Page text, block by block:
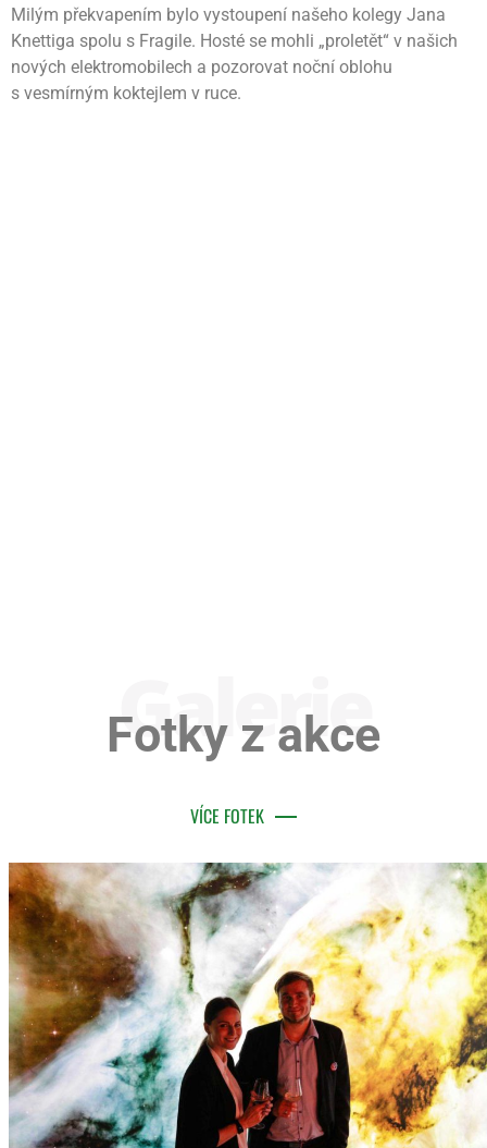
Milým překvapením bylo vystoupení našeho kolegy Jana
Knettiga spolu s Fragile. Hosté se mohli „proletět“ v našich
nových elektromobilech a pozorovat noční oblohu
s vesmírným koktejlem v ruce.
Galerie
Fotky z akce
VÍCE FOTEK